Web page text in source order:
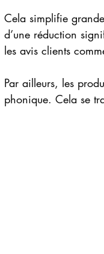
Cela simplifie
d’une réduction
les avis clients
Par ailleurs, les
phonique. Cela se